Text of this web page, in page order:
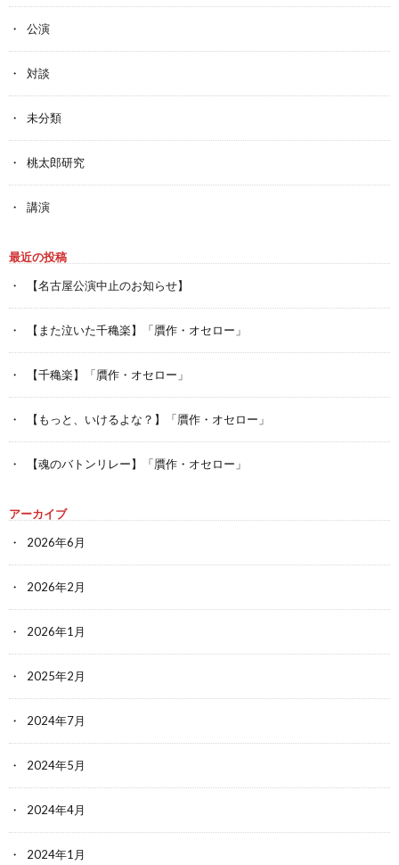
公演
対談
未分類
桃太郎研究
講演
最近の投稿
【名古屋公演中止のお知らせ】
【また泣いた千穐楽】「贋作・オセロー」
【千穐楽】「贋作・オセロー」
【もっと、いけるよな？】「贋作・オセロー」
【魂のバトンリレー】「贋作・オセロー」
アーカイブ
2026年6月
2026年2月
2026年1月
2025年2月
2024年7月
2024年5月
2024年4月
2024年1月